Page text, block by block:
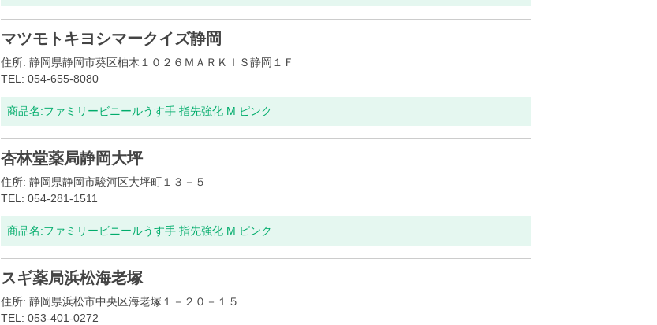
マツモトキヨシマークイズ静岡
住所: 静岡県静岡市葵区柚木１０２６ＭＡＲＫＩＳ静岡１Ｆ
TEL: 054-655-8080
商品名:ファミリービニールうす手 指先強化 M ピンク
杏林堂薬局静岡大坪
住所: 静岡県静岡市駿河区大坪町１３－５
TEL: 054-281-1511
商品名:ファミリービニールうす手 指先強化 M ピンク
スギ薬局浜松海老塚
住所: 静岡県浜松市中央区海老塚１－２０－１５
TEL: 053-401-0272